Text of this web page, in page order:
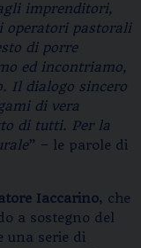
imprenditori,
pastorali
di porre
ed incontriamo,
Il dialogo sincero
di vera
di tutti. Per la
” – le parole di
Iaccarino, che
a sostegno del
una serie di